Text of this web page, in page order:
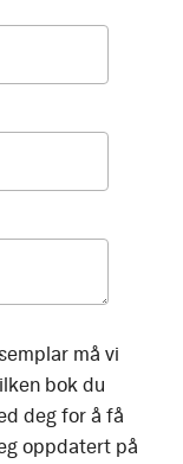
må vi
bok du
deg for å få
oppdatert på